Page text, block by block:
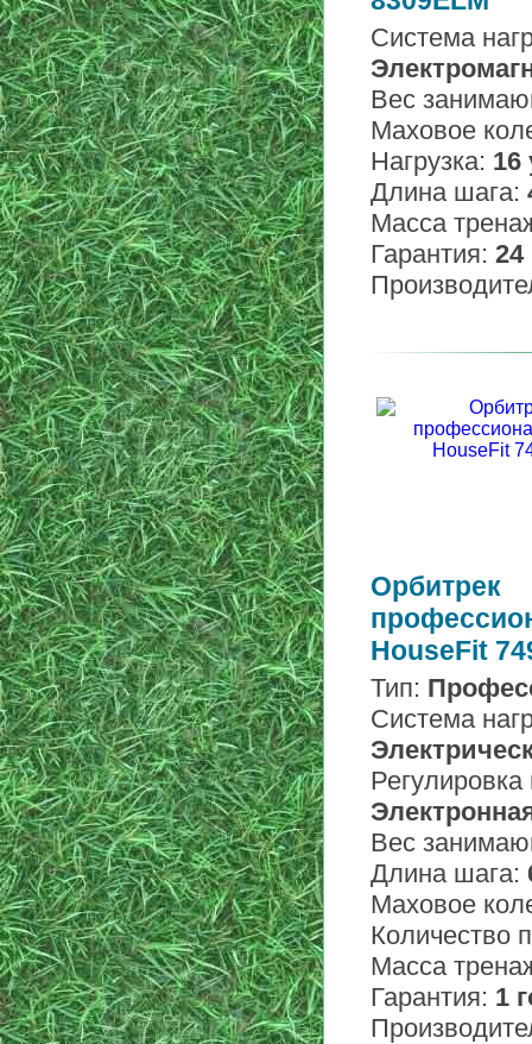
Система
Вес
Маховое
Нагрузка: 16
Длина шага:
Масса
Гарантия: 24
Орбитрек
HouseFit
Тип:
Система
Регулировка
Вес
Длина шага:
Маховое
Количество
Масса
Гарантия: 1